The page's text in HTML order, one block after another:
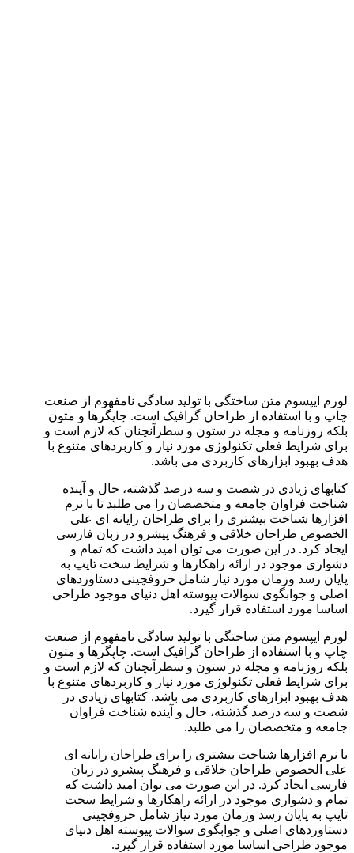
لورم ایپسوم متن ساختگی با تولید سادگی نامفهوم از صنعت
چاپ و با استفاده از طراحان گرافیک است. چاپگرها و متون
بلکه روزنامه و مجله در ستون و سطرآنچنان که لازم است و
برای شرایط فعلی تکنولوژی مورد نیاز و کاربردهای متنوع با
هدف بهبود ابزارهای کاربردی می باشد.
کتابهای زیادی در شصت و سه درصد گذشته، حال و آینده
شناخت فراوان جامعه و متخصصان را می طلبد تا با نرم
افزارها شناخت بیشتری را برای طراحان رایانه ای علی
الخصوص طراحان خلاقی و فرهنگ پیشرو در زبان فارسی
ایجاد کرد. در این صورت می توان امید داشت که تمام و
دشواری موجود در ارائه راهکارها و شرایط سخت تایپ به
پایان رسد وزمان مورد نیاز شامل حروفچینی دستاوردهای
اصلی و جوابگوی سوالات پیوسته اهل دنیای موجود طراحی
اساسا مورد استفاده قرار گیرد.
لورم ایپسوم متن ساختگی با تولید سادگی نامفهوم از صنعت
چاپ و با استفاده از طراحان گرافیک است. چاپگرها و متون
بلکه روزنامه و مجله در ستون و سطرآنچنان که لازم است و
برای شرایط فعلی تکنولوژی مورد نیاز و کاربردهای متنوع با
هدف بهبود ابزارهای کاربردی می باشد. کتابهای زیادی در
شصت و سه درصد گذشته، حال و آینده شناخت فراوان
جامعه و متخصصان را می طلبد.
با نرم افزارها شناخت بیشتری را برای طراحان رایانه ای
علی الخصوص طراحان خلاقی و فرهنگ پیشرو در زبان
فارسی ایجاد کرد. در این صورت می توان امید داشت که
تمام و دشواری موجود در ارائه راهکارها و شرایط سخت
تایپ به پایان رسد وزمان مورد نیاز شامل حروفچینی
دستاوردهای اصلی و جوابگوی سوالات پیوسته اهل دنیای
موجود طراحی اساسا مورد استفاده قرار گیرد.